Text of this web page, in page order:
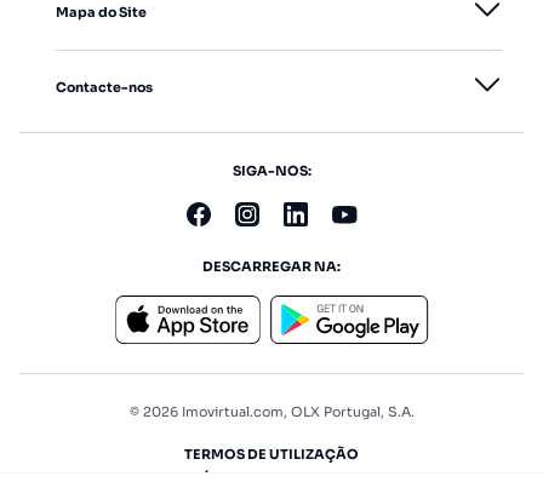
Mapa do Site
Contacte-nos
SIGA-NOS:
DESCARREGAR NA:
© 2026 Imovirtual.com, OLX Portugal, S.A.
TERMOS DE UTILIZAÇÃO